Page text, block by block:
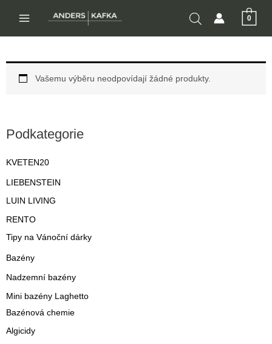
obsah
0
Podkategorie
KVETEN20
LIEBENSTEIN
LUIN LIVING
RENTO
Tipy na Vánoční dárky
Bazény
Nadzemní bazény
Mini bazény Laghetto
Bazénová chemie
Algicidy
Vašemu výběru neodpovídají žádné produkty.